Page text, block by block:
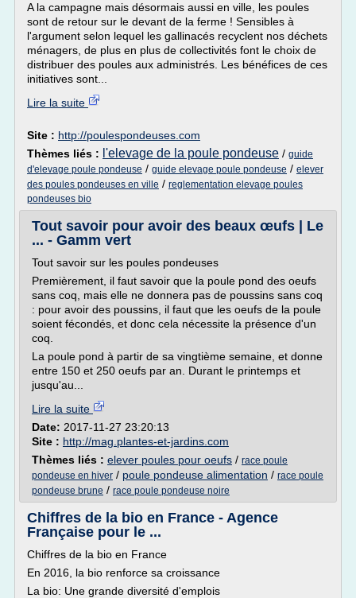
A la campagne mais désormais aussi en ville, les poules
sont de retour sur le devant de la ferme ! Sensibles à
l'argument selon lequel les gallinacés recyclent nos déchets
ménagers, de plus en plus de collectivités font le choix de
distribuer des poules aux administrés. Les bénéfices de ces
initiatives sont...
Lire la suite
Site : http://poulespondeuses.com
Thèmes liés : l'elevage de la poule pondeuse / guide
d'elevage poule pondeuse / guide elevage poule pondeuse / elever
des poules pondeuses en ville / reglementation elevage poules
pondeuses bio
Tout savoir pour avoir des beaux œufs | Le
... - Gamm vert
Tout savoir sur les poules pondeuses
Premièrement, il faut savoir que la poule pond des oeufs
sans coq, mais elle ne donnera pas de poussins sans coq
: pour avoir des poussins, il faut que les oeufs de la poule
soient fécondés, et donc cela nécessite la présence d'un
coq.
La poule pond à partir de sa vingtième semaine, et donne
entre 150 et 250 oeufs par an. Durant le printemps et
jusqu'au...
Lire la suite
Date: 2017-11-27 23:20:13
Site : http://mag.plantes-et-jardins.com
Thèmes liés : elever poules pour oeufs / race poule
pondeuse en hiver / poule pondeuse alimentation / race poule
pondeuse brune / race poule pondeuse noire
Chiffres de la bio en France - Agence
Française pour le ...
Chiffres de la bio en France
En 2016, la bio renforce sa croissance
La bio: Une grande diversité d'emplois